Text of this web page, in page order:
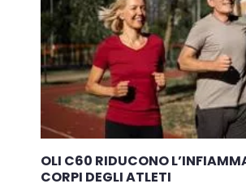
OLI C60 RIDUCONO
CORPI DEGLI ATLETI